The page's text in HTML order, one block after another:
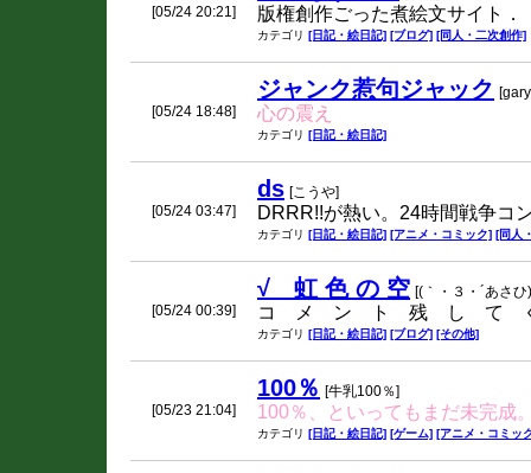
[05/24 20:21] 版権創作ごった煮絵文サイト．
カテゴリ [日記・絵日記] [ブログ] [同人・二次創作]
[05/24 18:48]
ジャンク惹句ジャック
心の震え
カテゴリ [日記・絵日記]
[05/24 03:47]
ds [こうや]
DRRR!!が熱い。24時間戦争コ
カテゴリ [日記・絵日記] [アニメ・コミック] [同人
[05/24 00:39]
√ 虹 色 の 空 [(｀・３・´あさひ
コ メ ン ト 残 し て
カテゴリ [日記・絵日記] [ブログ] [その他]
[05/23 21:04]
100％ [牛乳100％]
100％、といってもまだ未完成
カテゴリ [日記・絵日記] [ゲーム] [アニメ・コミッ